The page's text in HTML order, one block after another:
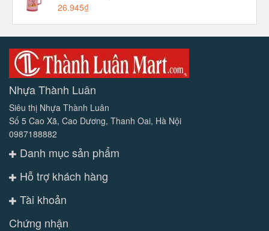
26.945₫
Nhựa Thành Luân
Siêu thị Nhựa Thành Luân
Số 5 Cao Xã, Cao Dương, Thanh Oai, Hà Nội
0987188882
Danh mục sản phẩm
Hỗ trợ khách hàng
Tài khoản
Chứng nhận